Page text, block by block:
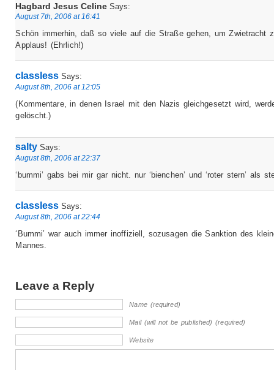
Hagbard Jesus Celine Says:
August 7th, 2006 at 16:41
Schön immerhin, daß so viele auf die Straße gehen, um Zwietracht
Applaus! (Ehrlich!)
classless Says:
August 8th, 2006 at 12:05
(Kommentare, in denen Israel mit den Nazis gleichgesetzt wird,
gelöscht.)
salty Says:
August 8th, 2006 at 22:37
‘bummi’ gabs bei mir gar nicht. nur ‘bienchen’ und ‘roter stern’ als
classless Says:
August 8th, 2006 at 22:44
‘Bummi’ war auch immer inoffiziell, sozusagen die Sanktion des
Mannes.
Leave a Reply
Name (required)
Mail (will not be published) (required)
Website